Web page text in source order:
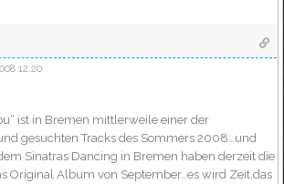
12:20
ist in Bremen mittlerweile einer der
gesuchten Tracks des Sommers 2008…und
Sinatras Dancing in Bremen haben derzeit die
Original Album von September…es wird Zeit,das